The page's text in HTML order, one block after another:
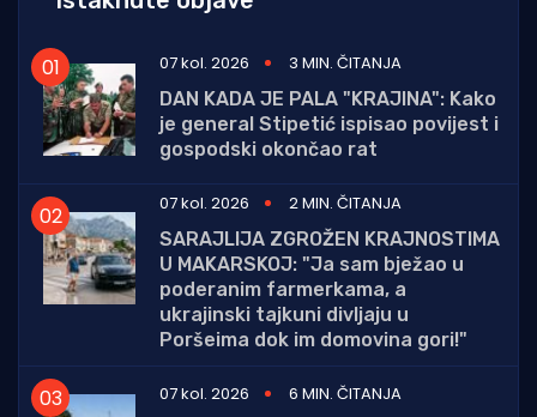
07 kol. 2026
3 MIN. ČITANJA
DAN KADA JE PALA "KRAJINA": Kako
je general Stipetić ispisao povijest i
gospodski okončao rat
07 kol. 2026
2 MIN. ČITANJA
SARAJLIJA ZGROŽEN KRAJNOSTIMA
U MAKARSKOJ: "Ja sam bježao u
poderanim farmerkama, a
ukrajinski tajkuni divljaju u
Poršeima dok im domovina gori!"
07 kol. 2026
6 MIN. ČITANJA